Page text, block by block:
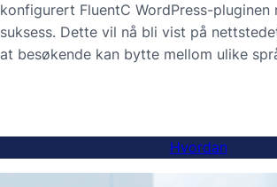
konfigurert FluentC WordPress-pluginen
suksess. Dette vil nå bli vist på
at besøkende kan bytte mellom ulike
Hvordan